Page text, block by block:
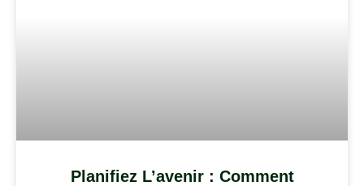
Planifiez L’avenir : Comment